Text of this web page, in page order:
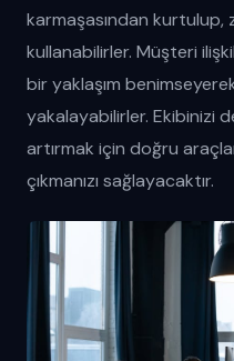
karmaşasından kurtulup,
kullanabilirler. Müşteri
bir yaklaşım
yakalayabilirler. Ekibinizi
artırmak için doğru
çıkmanızı sağlayacaktır.